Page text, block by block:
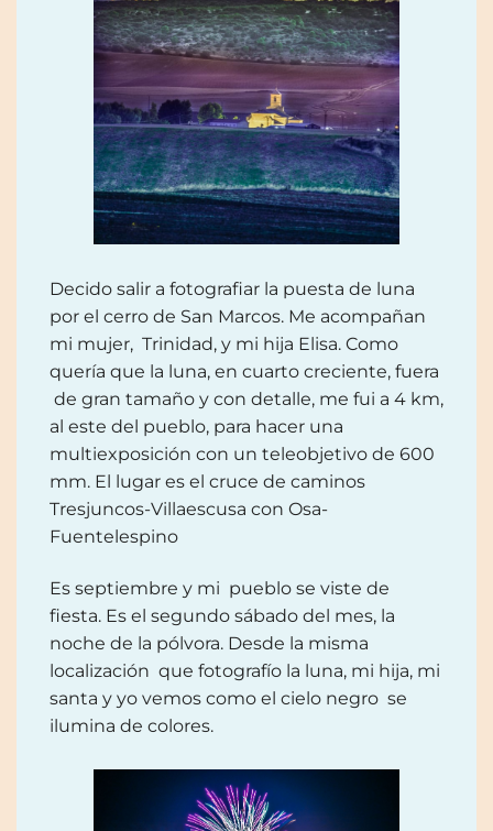
Decido salir a fotografiar la puesta de luna
por el cerro de San Marcos. Me acompañan
mi mujer, Trinidad, y mi hija Elisa. Como
quería que la luna, en cuarto creciente, fuera
de gran tamaño y con detalle, me fui a 4 km,
al este del pueblo, para hacer una
multiexposición con un teleobjetivo de 600
mm. El lugar es el cruce de caminos
Tresjuncos-Villaescusa con Osa-
Fuentelespino
Es septiembre y mi pueblo se viste de
fiesta. Es el segundo sábado del mes, la
noche de la pólvora. Desde la misma
localización que fotografío la luna, mi hija, mi
santa y yo vemos como el cielo negro se
ilumina de colores.